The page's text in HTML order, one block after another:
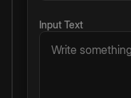
Input Text